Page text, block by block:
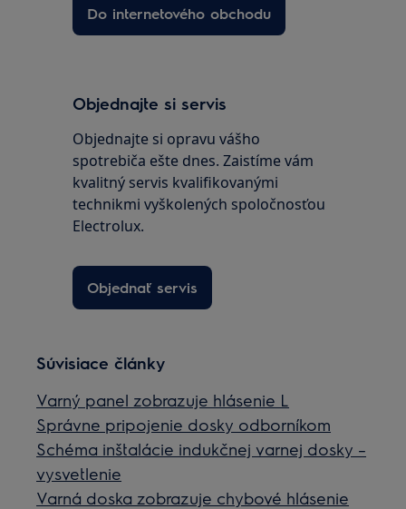
Do internetového obchodu
Objednajte si servis
Objednajte si opravu vášho
spotrebiča ešte dnes. Zaistíme vám
kvalitný servis kvalifikovanými
technikmi vyškolených spoločnosťou
Electrolux.
Objednať servis
Súvisiace články
Varný panel zobrazuje hlásenie L
Správne pripojenie dosky odborníkom
Schéma inštalácie indukčnej varnej dosky –
vysvetlenie
Varná doska zobrazuje chybové hlásenie